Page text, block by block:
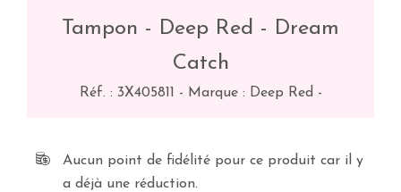
Tampon - Deep Red - Dream
Catch
Réf. : 3X405811 - Marque : Deep Red -
Aucun point de fidélité pour ce produit car il y
a déjà une réduction.